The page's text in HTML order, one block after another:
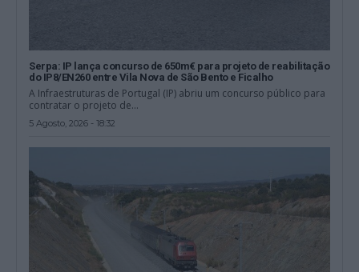
Serpa: IP lança concurso de 650m€ para projeto de reabilitação
do IP8/EN260 entre Vila Nova de São Bento e Ficalho
A Infraestruturas de Portugal (IP) abriu um concurso público para
contratar o projeto de...
5 Agosto, 2026 - 18:32